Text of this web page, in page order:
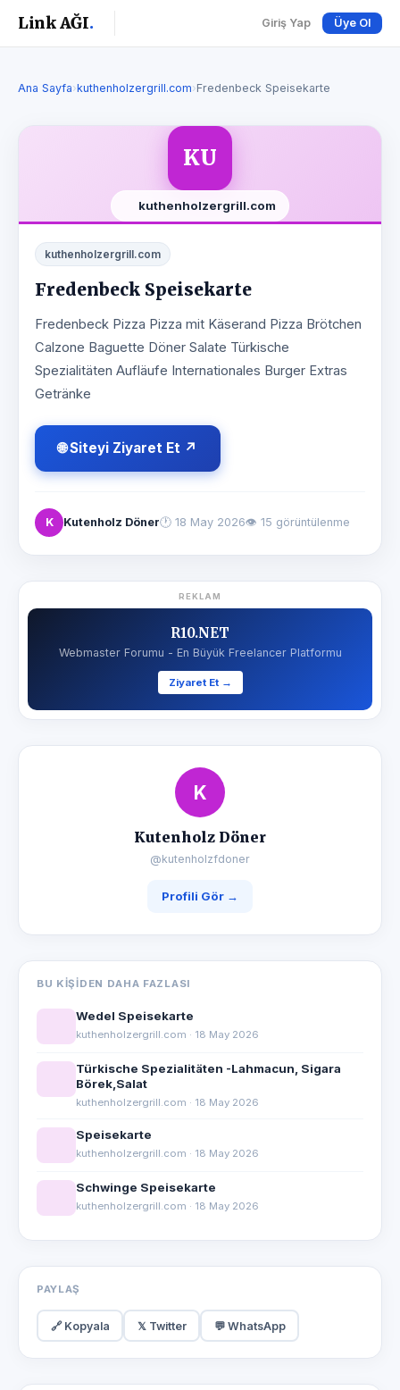
Link AĞI. Giriş Yap Üye Ol
Ana Sayfa›kuthenholzergrill.com›Fredenbeck Speisekarte
KU
kuthenholzergrill.com
kuthenholzergrill.com
Fredenbeck Speisekarte
Fredenbeck Pizza Pizza mit Käserand Pizza Brötchen
Calzone Baguette Döner Salate Türkische
Spezialitäten Aufläufe Internationales Burger Extras
Getränke
🌐 Siteyi Ziyaret Et ↗
K Kutenholz Döner🕐 18 May 2026👁 15 görüntülenme
REKLAM
R10.NET
Webmaster Forumu - En Büyük Freelancer Platformu
Ziyaret Et →
K
Kutenholz Döner
@kutenholzfdoner
Profili Gör →
BU KIŞIDEN DAHA FAZLASI
Wedel Speisekarte
kuthenholzergrill.com · 18 May 2026
Türkische Spezialitäten -Lahmacun, Sigara
Börek,Salat
kuthenholzergrill.com · 18 May 2026
Speisekarte
kuthenholzergrill.com · 18 May 2026
Schwinge Speisekarte
kuthenholzergrill.com · 18 May 2026
PAYLAŞ
🔗 Kopyala 𝕏 Twitter 💬 WhatsApp